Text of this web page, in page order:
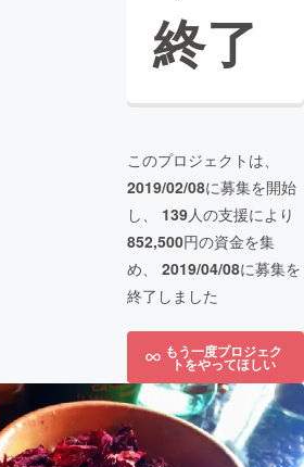
終了
このプロジェクトは、
2019/02/08に募集を開始
し、 139人の支援により
852,500円の資金を集
め、 2019/04/08に募集を
終了しました
もう一度プロジェク
トをやってほしい